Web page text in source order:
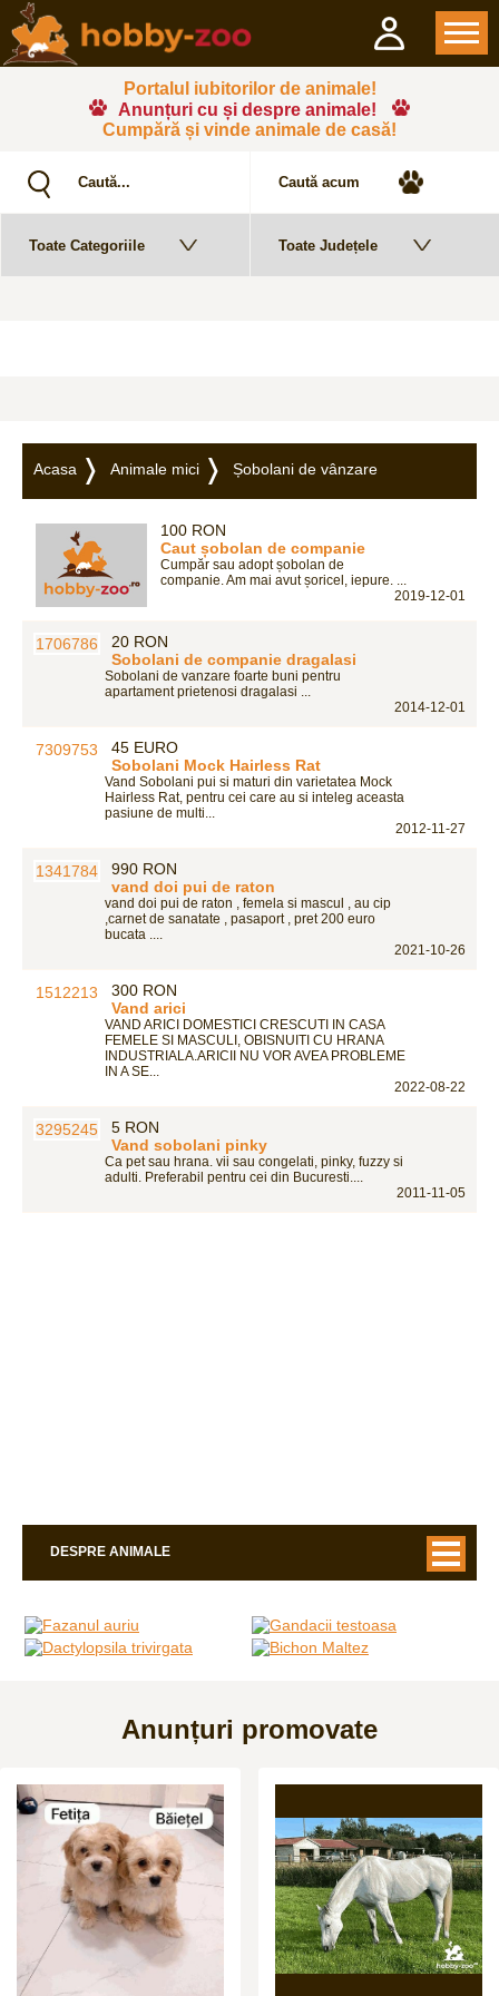
Portalul iubitorilor de animale!
Anunțuri cu și despre animale!
Cumpără și vinde animale de casă!
Acasa Animale mici Șobolani de vânzare
100 RON
Caut șobolan de companie
Cumpăr sau adopt șobolan de
companie. Am mai avut șoricel, iepure. ...
2019-12-01
20 RON
Sobolani de companie dragalasi
Sobolani de vanzare foarte buni pentru
apartament prietenosi dragalasi ...
2014-12-01
45 EURO
Sobolani Mock Hairless Rat
Vand Sobolani pui si maturi din varietatea Mock
Hairless Rat, pentru cei care au si inteleg aceasta
pasiune de multi...
2012-11-27
990 RON
vand doi pui de raton
vand doi pui de raton , femela si mascul , au cip
,carnet de sanatate , pasaport , pret 200 euro
bucata ....
2021-10-26
300 RON
Vand arici
VAND ARICI DOMESTICI CRESCUTI IN CASA
FEMELE SI MASCULI, OBISNUITI CU HRANA
INDUSTRIALA.ARICII NU VOR AVEA PROBLEME
IN A SE...
2022-08-22
5 RON
Vand sobolani pinky
Ca pet sau hrana. vii sau congelati, pinky, fuzzy si
adulti. Preferabil pentru cei din Bucuresti....
2011-11-05
DESPRE ANIMALE
Anunțuri promovate